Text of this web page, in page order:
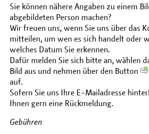
Sie können nähere Angaben zu einem
abgebildeten Person machen?
Wir freuen uns, wenn Sie uns über das
mitteilen, um wen es sich handelt oder
welches Datum Sie erkennen.
Dafür melden Sie sich bitte an, wählen
Bild aus und nehmen über den Button
auf.
Sofern Sie uns Ihre E-Mailadresse
Ihnen gern eine Rückmeldung.
Gebühren